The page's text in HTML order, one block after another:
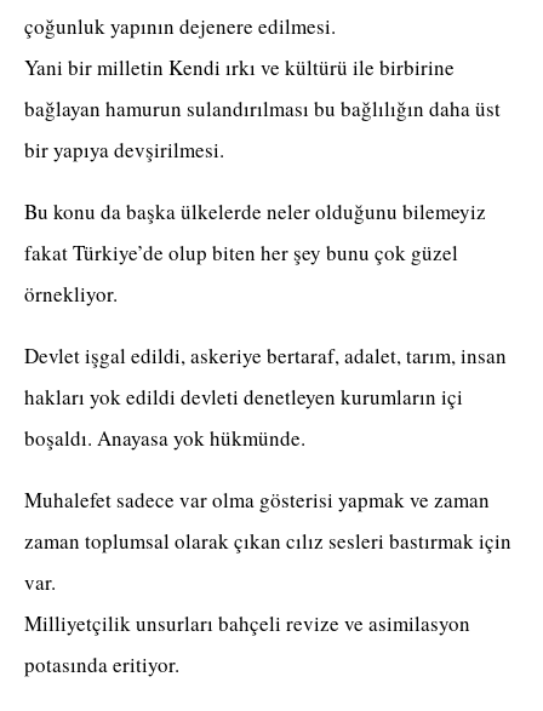
çoğunluk yapının dejenere edilmesi.
Yani bir milletin Kendi ırkı ve kültürü ile birbirine
bağlayan hamurun sulandırılması bu bağlılığın daha üst
bir yapıya devşirilmesi.
Bu konu da başka ülkelerde neler olduğunu bilemeyiz
fakat Türkiye’de olup biten her şey bunu çok güzel
örnekliyor.
Devlet işgal edildi, askeriye bertaraf, adalet, tarım, insan
hakları yok edildi devleti denetleyen kurumların içi
boşaldı. Anayasa yok hükmünde.
Muhalefet sadece var olma gösterisi yapmak ve zaman
zaman toplumsal olarak çıkan cılız sesleri bastırmak için
var.
Milliyetçilik unsurları bahçeli revize ve asimilasyon
potasında eritiyor.